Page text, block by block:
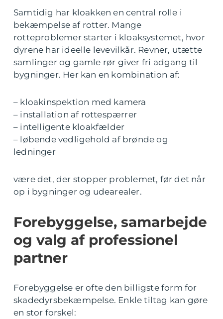
Samtidig har kloakken en central rolle i
bekæmpelse af rotter. Mange
rotteproblemer starter i kloaksystemet, hvor
dyrene har ideelle levevilkår. Revner, utætte
samlinger og gamle rør giver fri adgang til
bygninger. Her kan en kombination af:
– kloakinspektion med kamera
– installation af rottespærrer
– intelligente kloakfælder
– løbende vedligehold af brønde og
ledninger
være det, der stopper problemet, før det når
op i bygninger og udearealer.
Forebyggelse, samarbejde
og valg af professionel
partner
Forebyggelse er ofte den billigste form for
skadedyrsbekæmpelse. Enkle tiltag kan gøre
en stor forskel: